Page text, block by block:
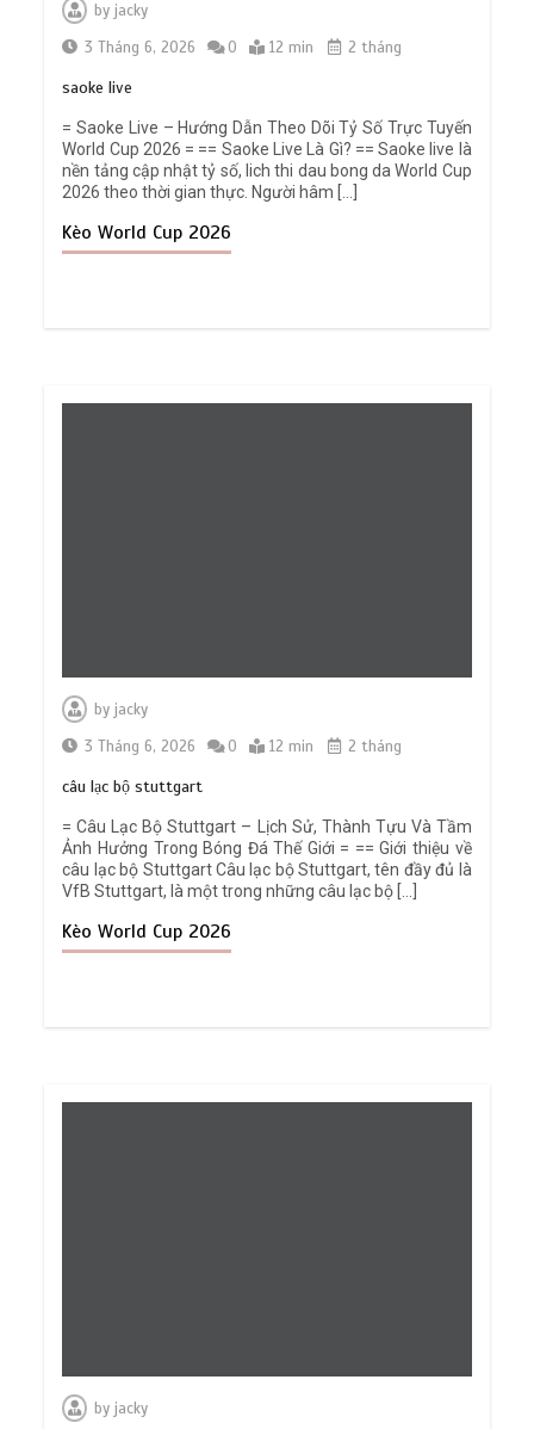
byjacky
3 Tháng 6, 2026
0 12 min 2 tháng
saoke live
= Saoke Live – Hướng Dẫn Theo Dõi Tỷ Số Trực Tuyến
World Cup 2026 = == Saoke Live Là Gì? == Saoke live là
nền tảng cập nhật tỷ số, lich thi dau bong da World Cup
2026 theo thời gian thực. Người hâm […]
Kèo World Cup 2026
byjacky
3 Tháng 6, 2026
0 12 min 2 tháng
câu lạc bộ stuttgart
= Câu Lạc Bộ Stuttgart – Lịch Sử, Thành Tựu Và Tầm
Ảnh Hưởng Trong Bóng Đá Thế Giới = == Giới thiệu về
câu lạc bộ Stuttgart Câu lạc bộ Stuttgart, tên đầy đủ là
VfB Stuttgart, là một trong những câu lạc bộ […]
Kèo World Cup 2026
byjacky